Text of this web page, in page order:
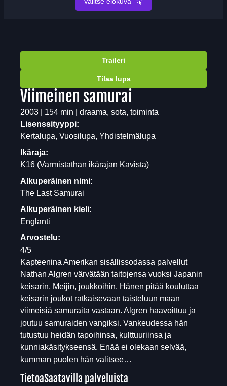
Traileri
Tilaa lupa
Viimeinen samurai
2003 | 154 min | draama, sota, toiminta
Lisenssityyppi:
Kertalupa, Vuosilupa, Yhdistelmälupa
Ikäraja:
K16 (Varmistathan ikärajan Kavista)
Alkuperäinen nimi:
The Last Samurai
Alkuperäinen kieli:
Englanti
Arvostelu:
4/5
Kapteenina Amerikan sisällissodassa palvellut
Nathan Algren värvätään taitojensa vuoksi Japanin
keisarin, Meijin, joukkoihin. Hänen pitää kouluttaa
keisarin joukot ratkaisevaan taisteluun maan
viimeisiä samuraita vastaan. Algren haavoittuu ja
joutuu samuraiden vangiksi. Vankeudessa hän
tutustuu heidän tapoihinsa, kulttuuriinsa ja
kunniakäsitykseensä. Enää ei olekaan selvää,
kumman puolen hän valitsee…
TietoaSaatavilla palveluista